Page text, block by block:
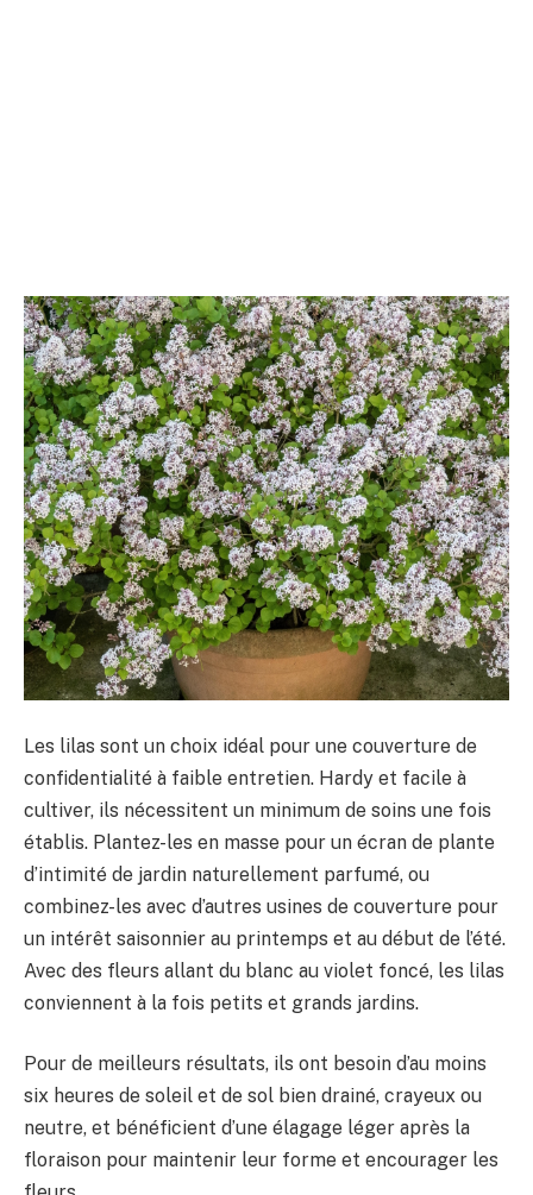
Les lilas sont un choix idéal pour une couverture de
confidentialité à faible entretien. Hardy et facile à
cultiver, ils nécessitent un minimum de soins une fois
établis. Plantez-les en masse pour un écran de plante
d’intimité de jardin naturellement parfumé, ou
combinez-les avec d’autres usines de couverture pour
un intérêt saisonnier au printemps et au début de l’été.
Avec des fleurs allant du blanc au violet foncé, les lilas
conviennent à la fois petits et grands jardins.
Pour de meilleurs résultats, ils ont besoin d’au moins
six heures de soleil et de sol bien drainé, crayeux ou
neutre, et bénéficient d’une élagage léger après la
floraison pour maintenir leur forme et encourager les